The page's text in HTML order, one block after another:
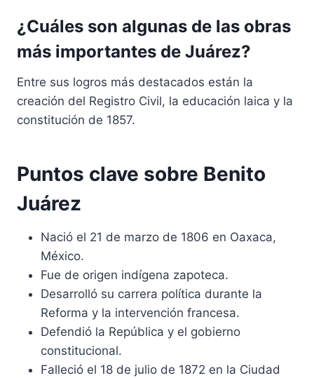
¿Cuáles son algunas de las obras
más importantes de Juárez?
Entre sus logros más destacados están la
creación del Registro Civil, la educación laica y la
constitución de 1857.
Puntos clave sobre Benito
Juárez
Nació el 21 de marzo de 1806 en Oaxaca,
México.
Fue de origen indígena zapoteca.
Desarrolló su carrera política durante la
Reforma y la intervención francesa.
Defendió la República y el gobierno
constitucional.
Falleció el 18 de julio de 1872 en la Ciudad